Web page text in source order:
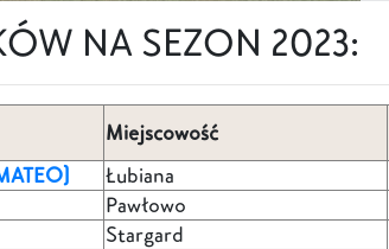
NA SEZON 2023:
Miejscowość
Łubiana
Pawłowo
Stargard